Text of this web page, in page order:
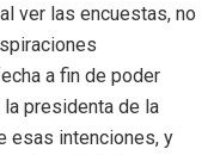
ver las encuestas, no
a fin de poder
la presidenta de la
esas intenciones, y